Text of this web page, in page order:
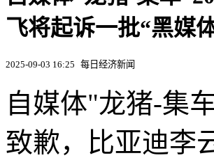
飞将起诉一批“黑媒
2025-09-03 16:25 每日经济新闻
自媒体"龙猪-集
致歉，比亚迪李